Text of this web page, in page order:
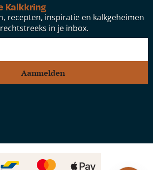
Kalkkring
recepten, inspiratie en kalkgeheimen
in je inbox.
Aanmelden